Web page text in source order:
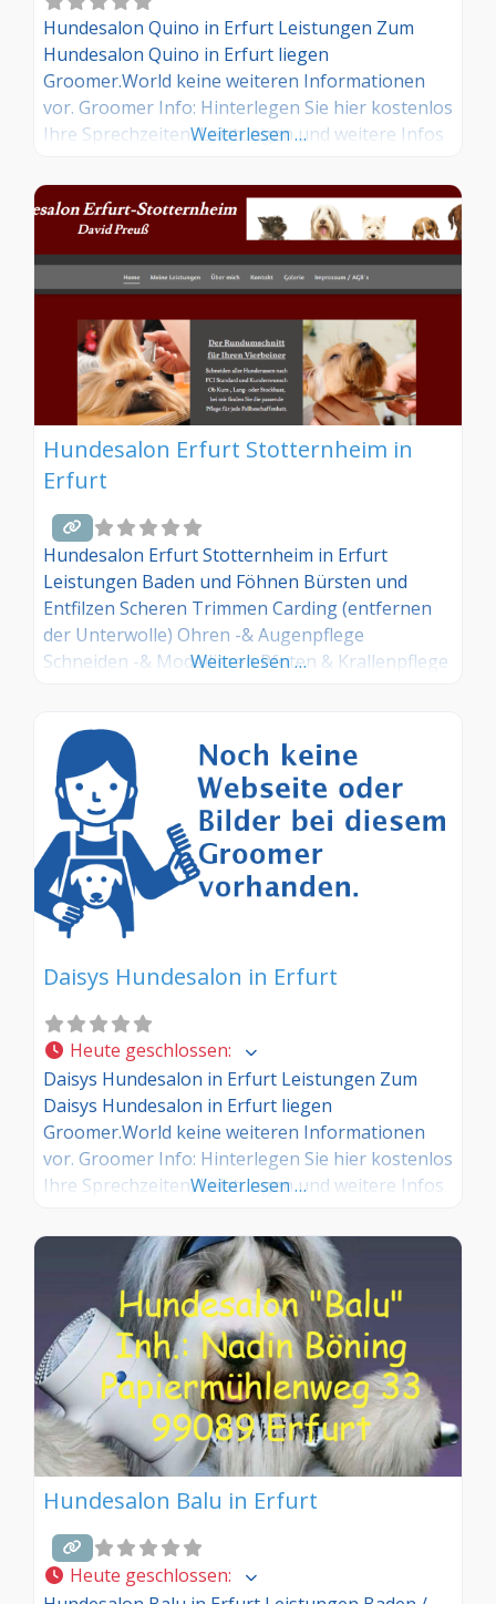
Hundesalon Quino in Erfurt Leistungen Zum
Hundesalon Quino in Erfurt liegen
Groomer.World keine weiteren Informationen
vor. Groomer Info: Hinterlegen Sie hier kostenlos
Ihre Sprechzeiten, Leistungen und weitere Infos
Hundesalons? Dann teilen Sie Ihre Erfahrungen
über die Kommentarfunktion unten mit anderen
Hundebesitzer/innen!
Weiterlesen …
Hundesalon Erfurt Stotternheim in
Erfurt
Hundesalon Erfurt Stotternheim in Erfurt
Leistungen Baden und Föhnen Bürsten und
Entfilzen Scheren Trimmen Carding (entfernen
der Unterwolle) Ohren -& Augenpflege
Schneiden -& Modellieren Pfoten & Krallenpflege
Weiterlesen …
Daisys Hundesalon in Erfurt
Heute geschlossen:
Daisys Hundesalon in Erfurt Leistungen Zum
Daisys Hundesalon in Erfurt liegen
Groomer.World keine weiteren Informationen
vor. Groomer Info: Hinterlegen Sie hier kostenlos
Ihre Sprechzeiten, Leistungen und weitere Infos
Hundesalons? Dann teilen Sie Ihre Erfahrungen
über die Kommentarfunktion unten mit anderen
Hundebesitzer/innen!
Weiterlesen …
Hundesalon Balu in Erfurt
Heute geschlossen: